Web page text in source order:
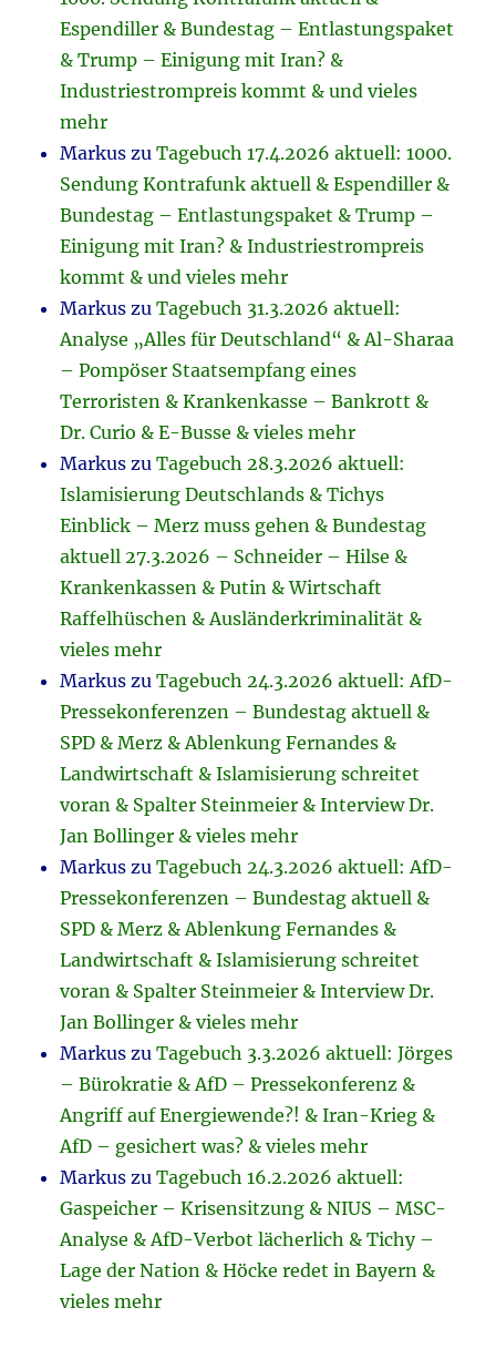
Espendiller & Bundestag – Entlastungspaket
& Trump – Einigung mit Iran? &
Industriestrompreis kommt & und vieles
mehr
Markus zuTagebuch 17.4.2026 aktuell: 1000.
Sendung Kontrafunk aktuell & Espendiller &
Bundestag – Entlastungspaket & Trump –
Einigung mit Iran? & Industriestrompreis
kommt & und vieles mehr
Markus zuTagebuch 31.3.2026 aktuell:
Analyse „Alles für Deutschland“ & Al-Sharaa
– Pompöser Staatsempfang eines
Terroristen & Krankenkasse – Bankrott &
Dr. Curio & E-Busse & vieles mehr
Markus zuTagebuch 28.3.2026 aktuell:
Islamisierung Deutschlands & Tichys
Einblick – Merz muss gehen & Bundestag
aktuell 27.3.2026 – Schneider – Hilse &
Krankenkassen & Putin & Wirtschaft
Raffelhüschen & Ausländerkriminalität &
vieles mehr
Markus zuTagebuch 24.3.2026 aktuell: AfD-
Pressekonferenzen – Bundestag aktuell &
SPD & Merz & Ablenkung Fernandes &
Landwirtschaft & Islamisierung schreitet
voran & Spalter Steinmeier & Interview Dr.
Jan Bollinger & vieles mehr
Markus zuTagebuch 24.3.2026 aktuell: AfD-
Pressekonferenzen – Bundestag aktuell &
SPD & Merz & Ablenkung Fernandes &
Landwirtschaft & Islamisierung schreitet
voran & Spalter Steinmeier & Interview Dr.
Jan Bollinger & vieles mehr
Markus zuTagebuch 3.3.2026 aktuell: Jörges
– Bürokratie & AfD – Pressekonferenz &
Angriff auf Energiewende?! & Iran-Krieg &
AfD – gesichert was? & vieles mehr
Markus zuTagebuch 16.2.2026 aktuell:
Gaspeicher – Krisensitzung & NIUS – MSC-
Analyse & AfD-Verbot lächerlich & Tichy –
Lage der Nation & Höcke redet in Bayern &
vieles mehr